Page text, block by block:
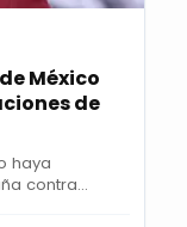
México
de
haya
contra...